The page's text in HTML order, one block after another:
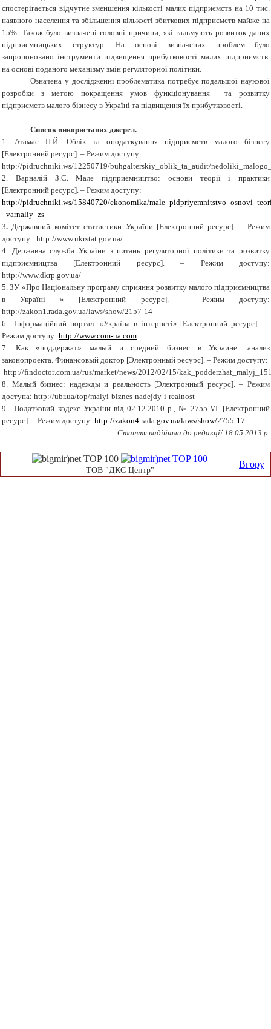
спостерігається відчутне зменшення кількості малих підприємств на 10 тис.
наявного населення та збільшення кількості збиткових підприємств майже на
15%. Також було визначені головні причини, які гальмують розвиток даних
підприємницьких структур. На основі визначених проблем було
запропоновано інструменти підвищення прибутковості малих підприємств
на основі поданого механізму змін регуляторної політики.
Означена у дослідженні проблематика потребує подальшої наукової
розробки з метою покращення умов функціонування та розвитку
підприємств малого бізнесу в Україні та підвищення їх прибутковості.
Список використаних джерел.
1. Атамас П.Й. Облік та оподаткування підприємств малого бізнесу
[Електронний ресурс]. – Режим доступу:
http://pidruchniki.ws/12250719/buhgalterskiy_oblik_ta_audit/
2. Варналій З.С.Мале підприємництво: основи теорії і практики
[Електронний ресурс]. – Режим доступу:
http://pidruchniki.ws/15840720/ekonomika/
_varnaliy_zs
3.Державний комітет статистики України [Електронний ресурс]. – Режим
доступу: http://www.ukrstat.gov.ua/
4. Державна служба України з питань регуляторної політики та розвитку
підприємництва [Електронний ресурс].– Режим доступу:
http://www.dkrp.gov.ua/
5. ЗУ «Про Національну програму сприяння розвитку малого підприємництва
в Україні » [Електронний ресурс]. – Режим доступу:
http://zakon1.rada.gov.ua/laws/show/2157-14
6.
Інформаційний портал:«Україна в інтернеті» [Електронний ресурс].
–
Режим доступу: http://www.com-ua.com
7. Как «поддержат» малый и средний бизнес в Укра­ине: анализ
законопроекта. Финансовый доктор [Электрон­ный ресурс]. – Режим доступу:
http://findoctor.com.ua/rus/market/news/2012/02/15/kak podderzhat malyj
8. Малый бизнес: надежды и реальность [Электрон­ный ресурс]. – Режим
доступа: http://ubr.ua/top/malyi-biznes-nadejdy-i-realnost
9. Податковий кодекс України вiд 02.12.2010 р., № 2755-VI. [Електронний
ресурс]. – Режим доступу: http://zakon4.rada.gov.ua/laws/show/2755-17
Стаття надійшла до редакції 18.05.2013 р.
Вгору
ТОВ "ДКС Центр"